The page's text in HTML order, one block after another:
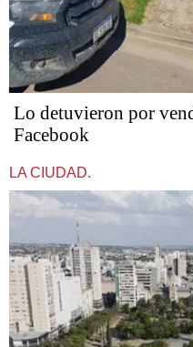
Lo detuvieron por
Facebook
LA CIUDAD.